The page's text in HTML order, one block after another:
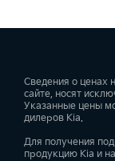
Сведения о ценах
сайте, носят
Указанные цены
дилеров Kia.
Для получения
продукцию Kia и